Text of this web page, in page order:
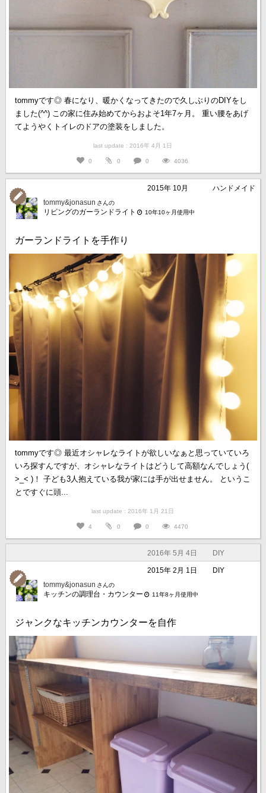
tommyです◎ 春になり、暖かくなってきたので久しぶりのDIYをし
ました(^^) この家に住み始めてからおよそ1年7ヶ月。 重い腰をあげ
てようやくトイレのドアの塗装をしました。
last update : 2016年 4月 1日
0 0 0 4036
2015年 10月
ハンドメイド
tommy&jonasun さんの
リビングのガーランドライト 10年10ヶ月使用中
ガーランドライトを手作り
tommyです◎ 最近オシャレなライトが欲しいなぁと思っていていろ
いろ探すんですが、オシャレなライトはどうして高額なんでしょう(
>_< )！ 子ども3人抱えている我が家には手が出せません。 というこ
とですぐに頭...
last update : 2016年 1月 21日
4 0 0 4470
2016年 5月 4日 DIY
2015年 2月 1日
DIY
tommy&jonasun さんの
キッチンの調理台・カウンター 11年8ヶ月使用中
ジャンクなキッチンカウンターを自作